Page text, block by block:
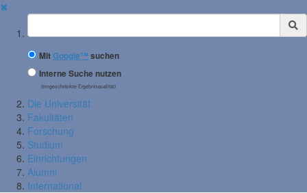
✖
Suchbegriff
MitGoogle™ suchen
Interne Suche nutzen
(eingeschränkte Ergebnisqualität)
Die Universität
Fakultäten
Forschung
Studium
Einrichtungen
Alumni
International